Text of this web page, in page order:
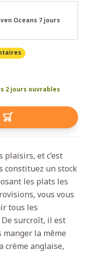
Oceans 7 jours
2 jours ouvrables
et c’est
constituez un stock
les plats les
vous vous
tous les
surcroît, il est
la même
crème anglaise,